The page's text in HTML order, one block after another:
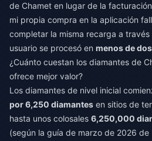
de Chamet en lugar de la
mi propia compra en la aplicación
completar la misma recarga a
usuario se procesó en menos de
¿Cuánto cuestan los diamantes de
ofrece mejor valor?
Los diamantes de nivel inicial
por 6,250 diamantes en sitios de
hasta unos colosales 6,250,000
(según la guía de marzo de 2026